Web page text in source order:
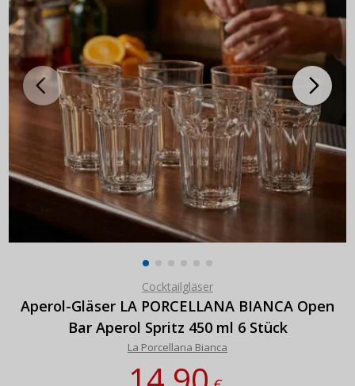
Cocktailgläser
Aperol-Gläser LA PORCELLANA BIANCA Open
Bar Aperol Spritz 450 ml 6 Stück
La Porcellana Bianca